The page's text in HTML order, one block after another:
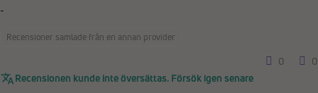
-
Recensioner samlade från en annan provider
0
0
Recensionen kunde inte översättas. Försök igen senare